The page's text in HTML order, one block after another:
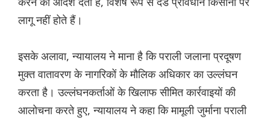
लागू नहीं होते हैं।
इसके अलावा, न्यायालय ने माना है कि पराली जलाना प्रदूषण
मुक्त वातावरण के नागरिकों के मौलिक अधिकार का उल्लंघन
करता है। उल्लंघनकर्ताओं के खिलाफ सीमित कार्रवाइयों की
आलोचना करते हुए, न्यायालय ने कहा कि मामूली जुर्माना पराली